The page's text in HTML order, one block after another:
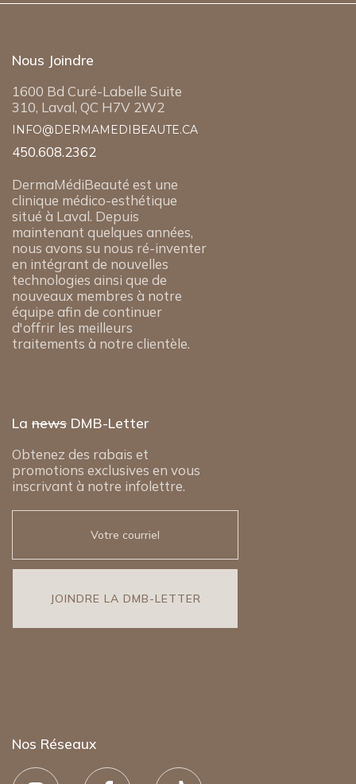
Nous Joindre
1600 Bd Curé-Labelle Suite
310, Laval, QC H7V 2W2
INFO@DERMAMEDIBEAUTE.CA
450.608.2362
DermaMédiBeauté est une
clinique médico-esthétique
situé à Laval. Depuis
maintenant quelques années,
nous avons su nous ré-inventer
en intégrant de nouvelles
technologies ainsi que de
nouveaux membres à notre
équipe afin de continuer
d'offrir les meilleurs
traitements à notre clientèle.
La news DMB-Letter
Obtenez des rabais et
promotions exclusives en vous
inscrivant à notre infolettre.
Nos Réseaux